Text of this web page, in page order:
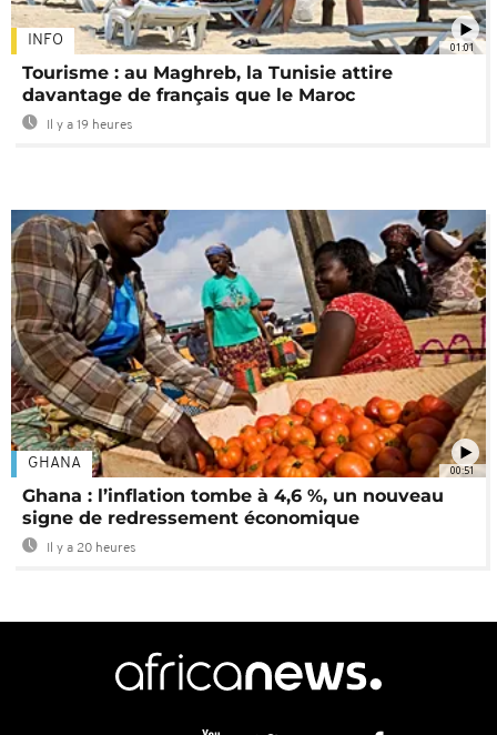
01:01
INFO
Tourisme : au Maghreb, la Tunisie attire
davantage de français que le Maroc
Il y a 19 heures
00:51
GHANA
Ghana : l’inflation tombe à 4,6 %, un nouveau
signe de redressement économique
Il y a 20 heures